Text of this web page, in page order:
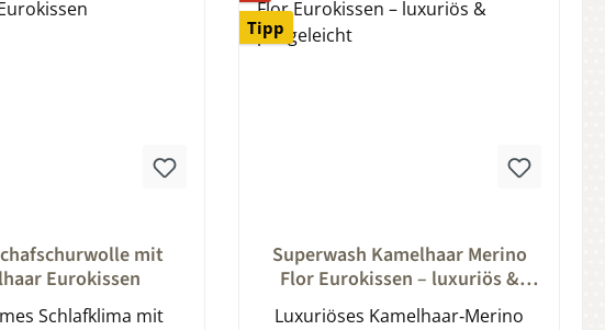
Bewertung von 0 von 5 Sternen
mit
Eurokissen
Schlafklima mit
Tipp
Durchschnittliche Bewertung von 0 von 5
Superwash Kamelhaar Merino
Flor Eurokissen – luxuriös &
pflegeleicht
Luxuriöses Kamelhaar‑Merino